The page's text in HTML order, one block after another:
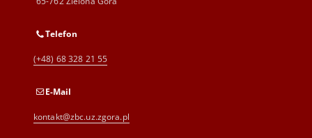
Telefon
(+48) 68 328 21 55
E-Mail
kontakt@zbc.uz.zgora.pl